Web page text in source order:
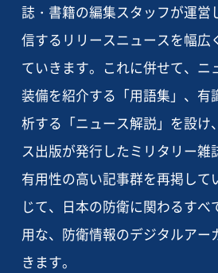
誌・書籍の編集スタッフが運営
信するリリースニュースを幅広
ていきます。これに併せて、ニ
装備を紹介する「用語集」、有
析する「ニュース解説」を設け
ス出版が発行したミリタリー雑
有用性の高い記事群を再掲して
じて、日本の防衛に関わるすべ
用な、防衛情報のデジタルアー
きます。